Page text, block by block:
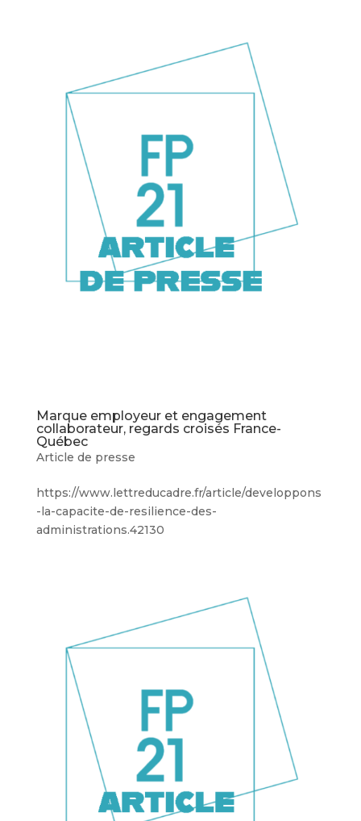
Marque employeur et engagement
collaborateur, regards croisés France-
Québec
Article de presse
https://www.lettreducadre.fr/article/developpons
-la-capacite-de-resilience-des-
administrations.42130